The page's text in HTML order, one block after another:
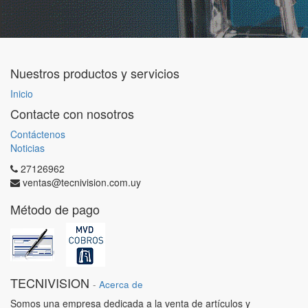
Nuestros productos y servicios
Inicio
Contacte con nosotros
Contáctenos
Noticias
27126962
ventas@tecnivision.com.uy
Método de pago
TECNIVISION - Acerca de
Somos una empresa dedicada a la venta de artículos y